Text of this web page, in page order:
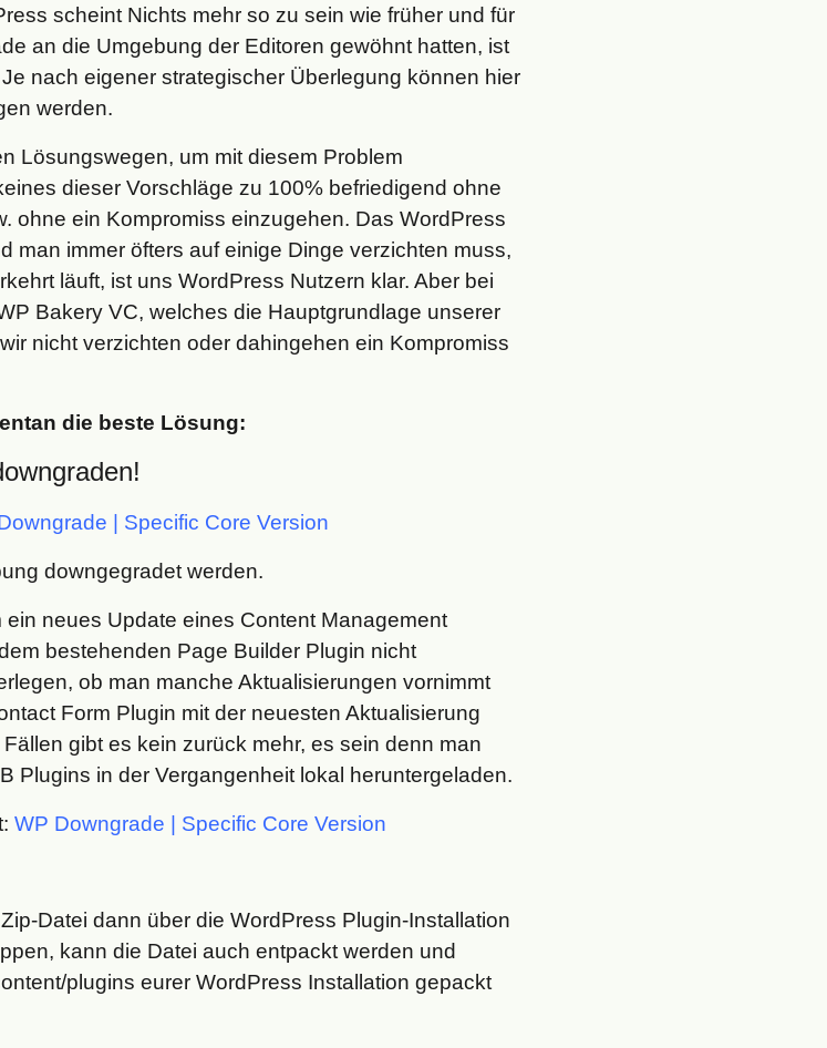
scheint Nichts mehr so zu sein wie früher und für
an die Umgebung der Editoren gewöhnt hatten, ist
nach eigener strategischer Überlegung können hier
werden.
Lösungswegen, um mit diesem Problem
dieser Vorschläge zu 100% befriedigend ohne
ohne ein Kompromiss einzugehen. Das WordPress
man immer öfters auf einige Dinge verzichten muss,
läuft, ist uns WordPress Nutzern klar. Aber bei
Bakery VC, welches die Hauptgrundlage unserer
nicht verzichten oder dahingehen ein Kompromiss
die beste Lösung:
| Specific Core Version
downgegradet werden.
neues Update eines Content Management
bestehenden Page Builder Plugin nicht
ob man manche Aktualisierungen vornimmt
Form Plugin mit der neuesten Aktualisierung
gibt es kein zurück mehr, es sein denn man
Plugins in der Vergangenheit lokal heruntergeladen.
WP Downgrade | Specific Core Version
Datei dann über die WordPress Plugin-Installation
kann die Datei auch entpackt werden und
plugins eurer WordPress Installation gepackt